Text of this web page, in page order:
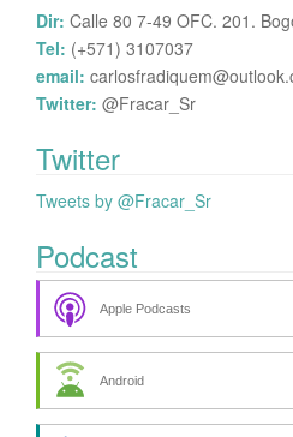
Dir: Calle 80 7-49 OFC. 201.
Tel: (+571) 3107037
email:
Twitter: @Fracar_Sr
Twitter
Tweets by @Fracar_Sr
Podcast
Apple Podcasts
Android